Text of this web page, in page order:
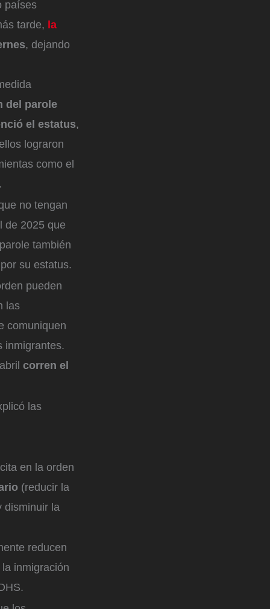
países
tarde, la
, dejando
del parole
el estatus,
lograron
como el
no tengan
de 2025 que
también
su estatus.
pueden
las
comuniquen
inmigrantes.
corren el
las
en la orden
(reducir la
disminuir la
reducen
inmigración